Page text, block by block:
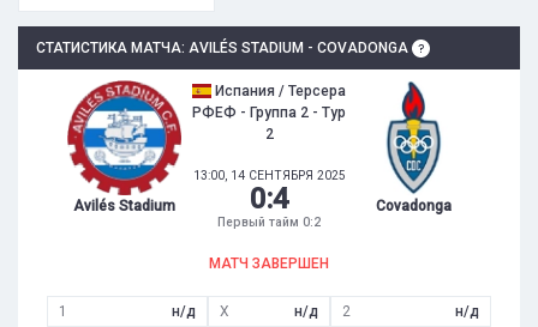
СТАТИСТИКА МАТЧА: AVILÉS STADIUM - COVADONGA
Avilés Stadium
Испания / Терсера
РФЕФ - Группа 2 - Тур
2
13:00, 14 СЕНТЯБРЯ 2025
0:4
Первый тайм 0:2
Covadonga
МАТЧ ЗАВЕРШЕН
1 н/д X н/д 2 н/д